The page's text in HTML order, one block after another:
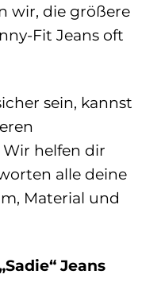
wir, die größere
Fit Jeans oft
sein, kannst
helfen dir
alle deine
Material und
Jeans